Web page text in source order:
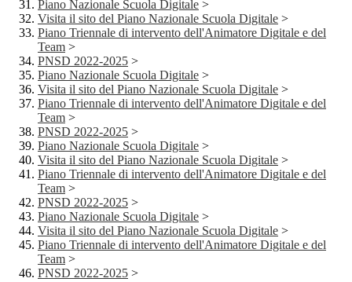
Piano Nazionale Scuola Digitale >
Visita il sito del Piano Nazionale Scuola Digitale >
Piano Triennale di intervento dell'Animatore Digitale e del
Team >
PNSD 2022-2025 >
Piano Nazionale Scuola Digitale >
Visita il sito del Piano Nazionale Scuola Digitale >
Piano Triennale di intervento dell'Animatore Digitale e del
Team >
PNSD 2022-2025 >
Piano Nazionale Scuola Digitale >
Visita il sito del Piano Nazionale Scuola Digitale >
Piano Triennale di intervento dell'Animatore Digitale e del
Team >
PNSD 2022-2025 >
Piano Nazionale Scuola Digitale >
Visita il sito del Piano Nazionale Scuola Digitale >
Piano Triennale di intervento dell'Animatore Digitale e del
Team >
PNSD 2022-2025 >